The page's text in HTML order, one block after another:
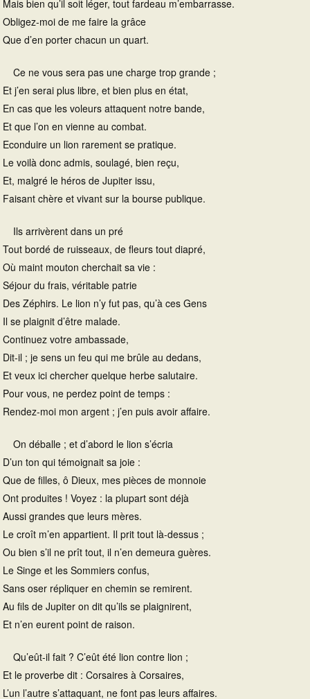
Mais bien qu’il soit léger, tout fardeau m’embarrasse.
Obligez-moi de me faire la grâce
Que d’en porter chacun un quart.
Ce ne vous sera pas une charge trop grande ;
Et j’en serai plus libre, et bien plus en état,
En cas que les voleurs attaquent notre bande,
Et que l’on en vienne au combat.
Econduire un lion rarement se pratique.
Le voilà donc admis, soulagé, bien reçu,
Et, malgré le héros de Jupiter issu,
Faisant chère et vivant sur la bourse publique.
Ils arrivèrent dans un pré
Tout bordé de ruisseaux, de fleurs tout diapré,
Où maint mouton cherchait sa vie :
Séjour du frais, véritable patrie
Des Zéphirs. Le lion n’y fut pas, qu’à ces Gens
Il se plaignit d’être malade.
Continuez votre ambassade,
Dit-il ; je sens un feu qui me brûle au dedans,
Et veux ici chercher quelque herbe salutaire.
Pour vous, ne perdez point de temps :
Rendez-moi mon argent ; j’en puis avoir affaire.
On déballe ; et d’abord le lion s’écria
D’un ton qui témoignait sa joie :
Que de filles, ô Dieux, mes pièces de monnoie
Ont produites ! Voyez : la plupart sont déjà
Aussi grandes que leurs mères.
Le croît m’en appartient. Il prit tout là-dessus ;
Ou bien s’il ne prît tout, il n’en demeura guères.
Le Singe et les Sommiers confus,
Sans oser répliquer en chemin se remirent.
Au fils de Jupiter on dit qu’ils se plaignirent,
Et n’en eurent point de raison.
Qu’eût-il fait ? C’eût été lion contre lion ;
Et le proverbe dit : Corsaires à Corsaires,
L’un l’autre s’attaquant, ne font pas leurs affaires.